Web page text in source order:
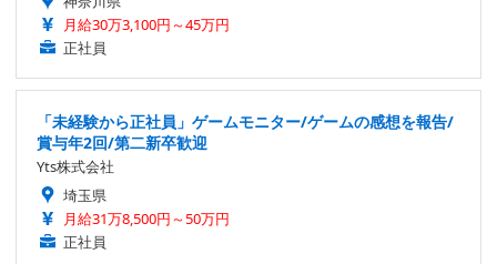
月給30万3,100円～45万円
正社員
「未経験から正社員」ゲームモニター/ゲームの感想を報告/
賞与年2回/第二新卒歓迎
Yts株式会社
埼玉県
月給31万8,500円～50万円
正社員